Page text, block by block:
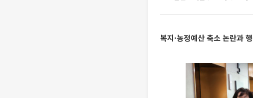
복지·농정예산 축소 논란과